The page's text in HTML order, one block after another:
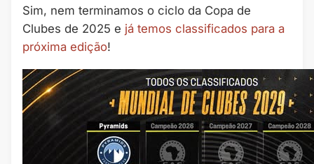
Sim, nem terminamos o ciclo da Copa de
Clubes de 2025 e já temos classificados para a
próxima edição!